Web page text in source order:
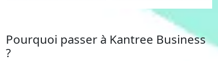
Pourquoi passer à Kantree Business
?